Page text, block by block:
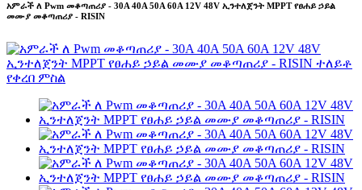
አምራች ለ Pwm መቆጣጠሪያ - 30A 40A 50A 60A 12V 48V ኢንተለጀንት MPPT የፀሐይ ኃይል
መሙያ መቆጣጠሪያ - RISIN